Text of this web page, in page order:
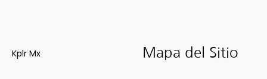
Kplr Mx Mapa del Sitio